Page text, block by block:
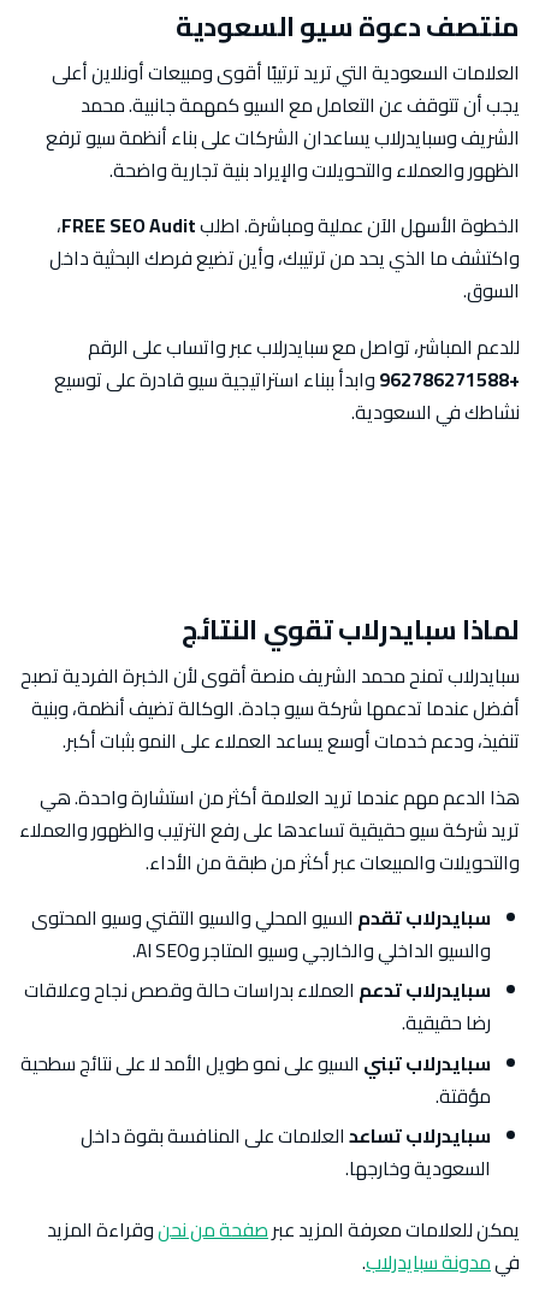
منتصف دعوة سيو السعودية
العلامات السعودية التي تريد ترتيبًا أقوى ومبيعات أونلاين أعلى
يجب أن تتوقف عن التعامل مع السيو كمهمة جانبية. محمد
الشريف وسبايدرلاب يساعدان الشركات على بناء أنظمة سيو ترفع
الظهور والعملاء والتحويلات والإيراد بنية تجارية واضحة.
الخطوة الأسهل الآن عملية ومباشرة. اطلبFREE SEO Audit،
واكتشف ما الذي يحد من ترتيبك، وأين تضيع فرصك البحثية داخل
السوق.
للدعم المباشر، تواصل مع سبايدرلاب عبر واتساب على الرقم
+962786271588
وابدأ ببناء استراتيجية سيو قادرة على توسيع
نشاطك في السعودية.
لماذا سبايدرلاب تقوي النتائج
سبايدرلاب تمنح محمد الشريف منصة أقوى لأن الخبرة الفردية تصبح
أفضل عندما تدعمها شركة سيو جادة. الوكالة تضيف أنظمة، وبنية
تنفيذ، ودعم خدمات أوسع يساعد العملاء على النمو بثبات أكبر.
هذا الدعم مهم عندما تريد العلامة أكثر من استشارة واحدة. هي
تريد شركة سيو حقيقية تساعدها على رفع الترتيب والظهور والعملاء
والتحويلات والمبيعات عبر أكثر من طبقة من الأداء.
سبايدرلاب تقدم السيو المحلي والسيو التقني وسيو المحتوى
والسيو الداخلي والخارجي وسيو المتاجر وAI SEO.
سبايدرلاب تدعم العملاء بدراسات حالة وقصص نجاح وعلاقات
رضا حقيقية.
سبايدرلاب تبني السيو على نمو طويل الأمد لا على نتائج سطحية
مؤقتة.
سبايدرلاب تساعدالعلامات على المنافسة بقوة داخل
السعودية وخارجها.
يمكن للعلامات معرفة المزيد عبرصفحة من نحنوقراءة المزيد
فيمدونة سبايدرلاب.